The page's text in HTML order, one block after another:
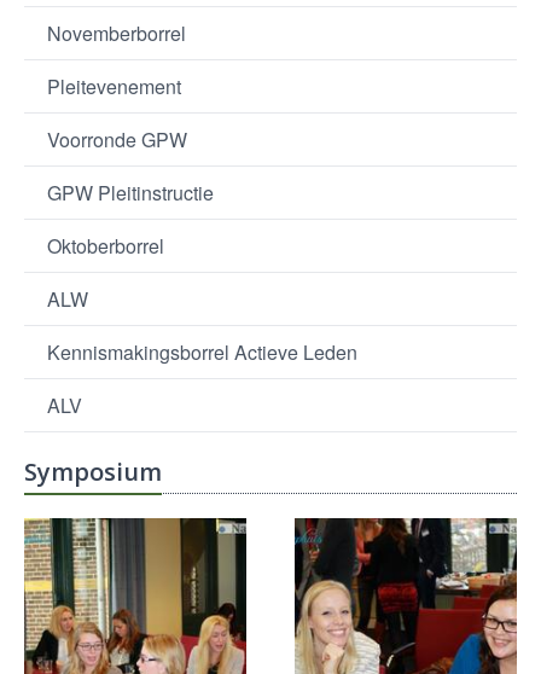
Novemberborrel
Pleitevenement
Voorronde GPW
GPW Pleitinstructie
Oktoberborrel
ALW
Kennismakingsborrel Actieve Leden
ALV
Symposium